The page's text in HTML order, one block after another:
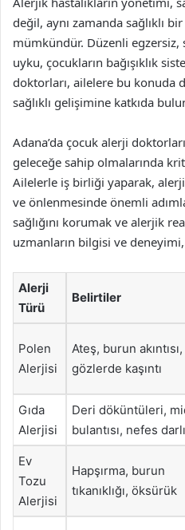
değil, aynı zamanda sağlıklı
mümkündür. Düzenli egzersiz,
uyku, çocukların bağışıklık
doktorları, ailelere bu konuda
sağlıklı gelişimine katkıda
Adana’da çocuk alerji
geleceğe sahip olmalarında
Ailelerle iş birliği yaparak,
ve önlenmesinde önemli
sağlığını korumak ve alerjik
uzmanların bilgisi ve
Alerji
Türü
Belirtiler
Polen
Alerjisi
Ateş, burun akıntısı,
gözlerde kaşıntı
Gıda
Alerjisi
Deri döküntüleri,
bulantısı, nefes
Ev
Tozu
Alerjisi
Hapşırma, burun
tıkanıklığı, öksürük